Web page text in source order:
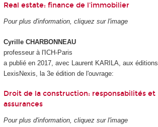
Real estate: finance de l'immobilier
Pour plus d'information, cliquez sur l'image
Cyrille CHARBONNEAU
professeur à l'ICH-Paris
a publié en 2017, avec Laurent KARILA, aux éditions
LexisNexis, la 3e édition de l'ouvrage:
Droit de la construction: responsabilités et
assurances
Pour plus d'information, cliquez sur l'image